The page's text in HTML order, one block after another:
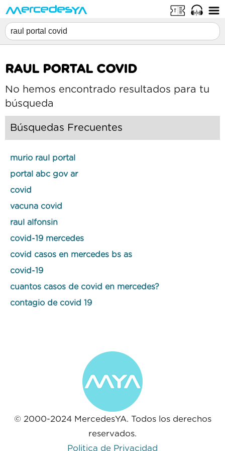
RAUL PORTAL COVID
No hemos encontrado resultados para tu
búsqueda
Búsquedas Frecuentes
murio raul portal
portal abc gov ar
covid
vacuna covid
raul alfonsin
covid-19 mercedes
covid casos en mercedes bs as
covid-19
cuantos casos de covid en mercedes?
contagio de covid 19
© 2000-2024 MercedesYA. Todos los derechos
reservados.
Politica de Privacidad